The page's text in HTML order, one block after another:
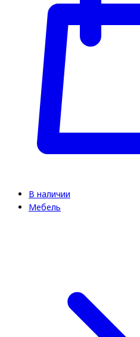
В наличии
Мебель